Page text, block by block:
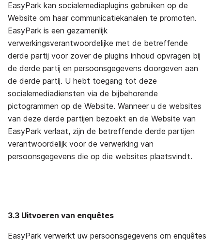
EasyPark kan socialemediaplugins gebruiken op de
Website om haar communicatiekanalen te promoten.
EasyPark is een gezamenlijk
verwerkingsverantwoordelijke met de betreffende
derde partij voor zover de plugins inhoud opvragen bij
de derde partij en persoonsgegevens doorgeven aan
de derde partij. U hebt toegang tot deze
socialemediadiensten via de bijbehorende
pictogrammen op de Website. Wanneer u de websites
van deze derde partijen bezoekt en de Website van
EasyPark verlaat, zijn de betreffende derde partijen
verantwoordelijk voor de verwerking van
persoonsgegevens die op die websites plaatsvindt.
3.3 Uitvoeren van enquêtes
EasyPark verwerkt uw persoonsgegevens om enquêtes